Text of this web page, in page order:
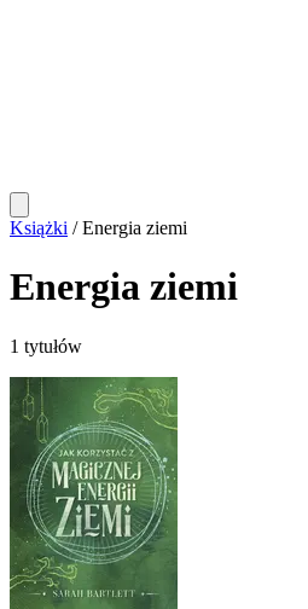
Książki / Energia ziemi
Energia ziemi
1 tytułów